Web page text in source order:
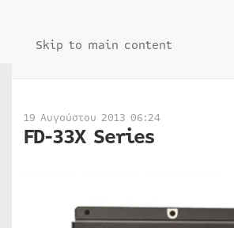
Skip to main content
19 Αυγούστου 2013 06:24
FD-33X Series